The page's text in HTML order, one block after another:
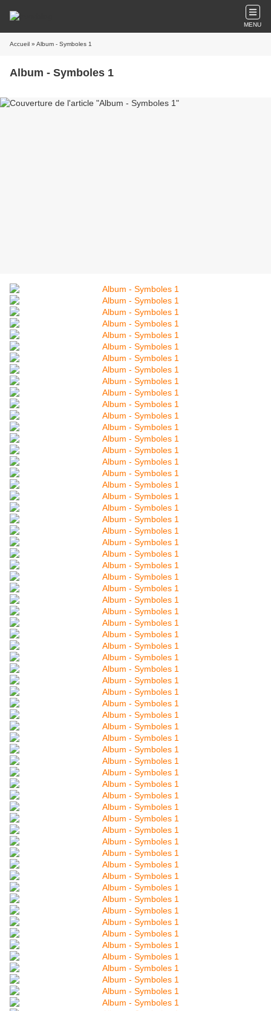
MENU
Accueil » Album - Symboles 1
Album - Symboles 1